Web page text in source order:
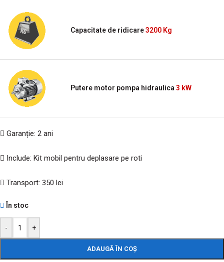
Capacitate de ridicare3200 Kg
Putere motor pompa hidraulica 3 kW
Garanție: 2 ani
Include: Kit mobil pentru deplasare pe roti
Transport: 350 lei
În stoc
- +
ADAUGĂ ÎN COȘ